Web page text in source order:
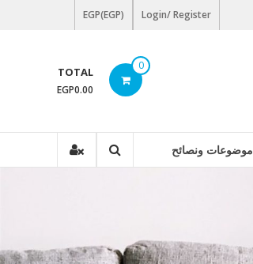
Login/ Register
EGP(EGP)
0
TOTAL
EGP0.00
موضوعات ونصائح